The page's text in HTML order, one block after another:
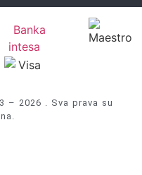
– 2026 . Sva prava su